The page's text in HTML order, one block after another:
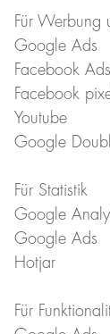
Für Werbung
Google Ads
Facebook Ads
Facebook
Youtube
Google
Für Statistik
Google
Google Ads
Hotjar
Für